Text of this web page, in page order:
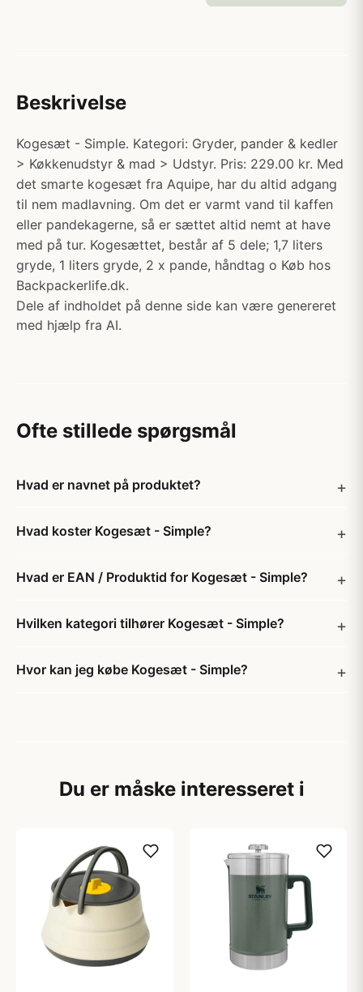
Beskrivelse
Kogesæt - Simple. Kategori: Gryder, pander & kedler
> Køkkenudstyr & mad > Udstyr. Pris: 229.00 kr. Med
det smarte kogesæt fra Aquipe, har du altid adgang
til nem madlavning. Om det er varmt vand til kaffen
eller pandekagerne, så er sættet altid nemt at have
med på tur. Kogesættet, består af 5 dele; 1,7 liters
gryde, 1 liters gryde, 2 x pande, håndtag o Køb hos
Backpackerlife.dk.
Dele af indholdet på denne side kan være genereret
med hjælp fra AI.
Ofte stillede spørgsmål
Hvad er navnet på produktet?
Hvad koster Kogesæt - Simple?
Hvad er EAN / Produktid for Kogesæt - Simple?
Hvilken kategori tilhører Kogesæt - Simple?
Hvor kan jeg købe Kogesæt - Simple?
Du er måske interesseret i